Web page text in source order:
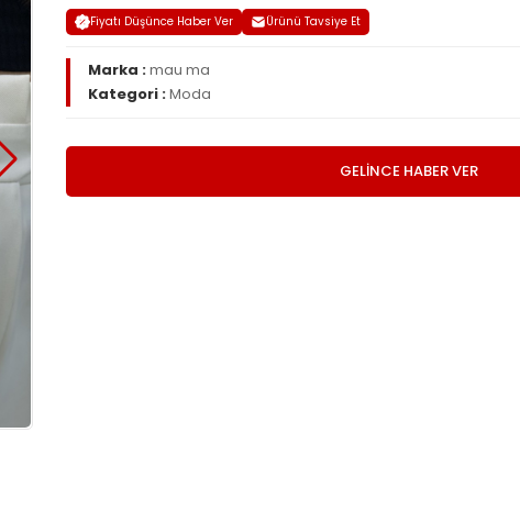
Fiyatı Düşünce Haber Ver Ürünü Tavsiye Et
Marka :mau ma
Kategori :Moda
GELİNCE HABER VER